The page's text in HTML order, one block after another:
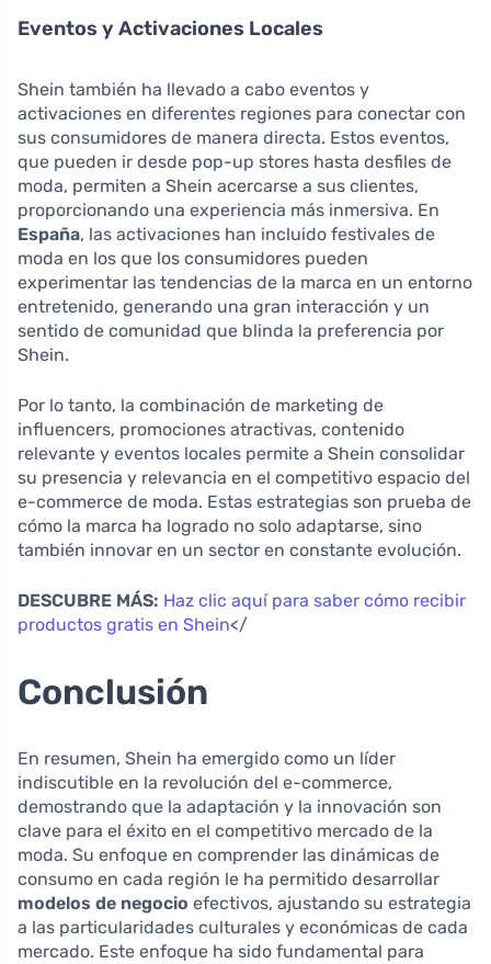
Eventos y Activaciones Locales
Shein también ha llevado a cabo eventos y
activaciones en diferentes regiones para conectar con
sus consumidores de manera directa. Estos eventos,
que pueden ir desde pop-up stores hasta desfiles de
moda, permiten a Shein acercarse a sus clientes,
proporcionando una experiencia más inmersiva. En
España, las activaciones han incluido festivales de
moda en los que los consumidores pueden
experimentar las tendencias de la marca en un entorno
entretenido, generando una gran interacción y un
sentido de comunidad que blinda la preferencia por
Shein.
Por lo tanto, la combinación de marketing de
influencers, promociones atractivas, contenido
relevante y eventos locales permite a Shein consolidar
su presencia y relevancia en el competitivo espacio del
e-commerce de moda. Estas estrategias son prueba de
cómo la marca ha logrado no solo adaptarse, sino
también innovar en un sector en constante evolución.
DESCUBRE MÁS: Haz clic aquí para saber cómo recibir
productos gratis en Shein</
Conclusión
En resumen, Shein ha emergido como un líder
indiscutible en la revolución del e-commerce,
demostrando que la adaptación y la innovación son
clave para el éxito en el competitivo mercado de la
moda. Su enfoque en comprender las dinámicas de
consumo en cada región le ha permitido desarrollar
modelos de negocio efectivos, ajustando su estrategia
a las particularidades culturales y económicas de cada
mercado. Este enfoque ha sido fundamental para